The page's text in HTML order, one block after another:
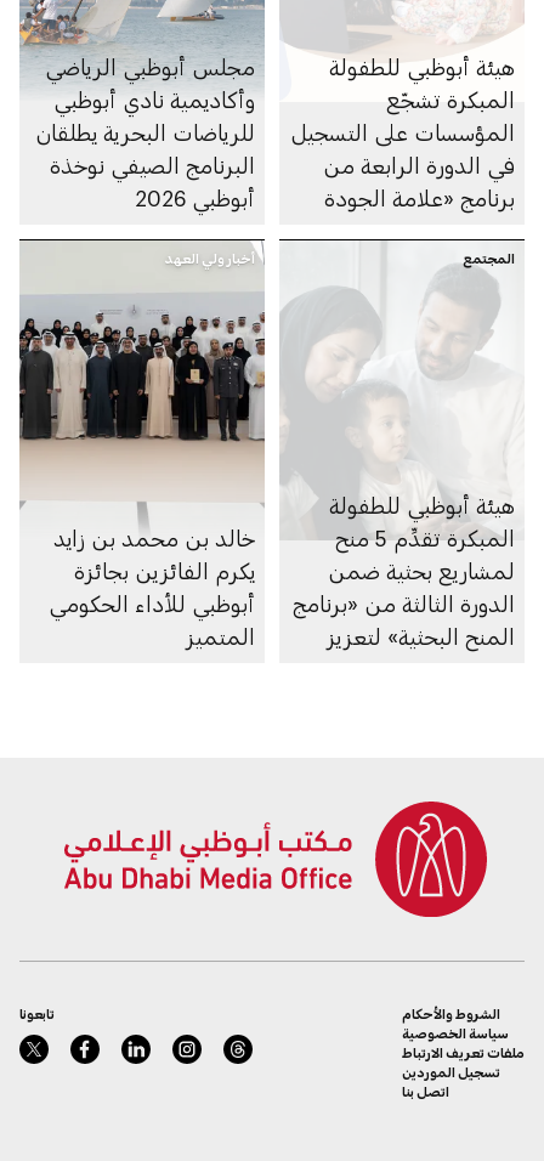
هيئة أبوظبي للطفولة
المبكرة تشجّع
المؤسسات على التسجيل
في الدورة الرابعة من
برنامج «علامة الجودة
للوالدين» وتستقبل
طلبات المشاركة حتى 14
أغسطس 2026
مجلس أبوظبي الرياضي
وأكاديمية نادي أبوظبي
للرياضات البحرية يطلقان
البرنامج الصيفي نوخذة
أبوظبي 2026
المجتمع
هيئة أبوظبي للطفولة
المبكرة تقدِّم 5 منح
لمشاريع بحثية ضمن
الدورة الثالثة من «برنامج
المنح البحثية» لتعزيز
أخبار ولي العهد
خالد بن محمد بن زايد
يكرم الفائزين بجائزة
أبوظبي للأداء الحكومي
المتميز
تابعونا
الشروط والأحكام
سياسة الخصوصية
ملفات تعريف الارتباط
تسجيل الموردين
اتصل بنا